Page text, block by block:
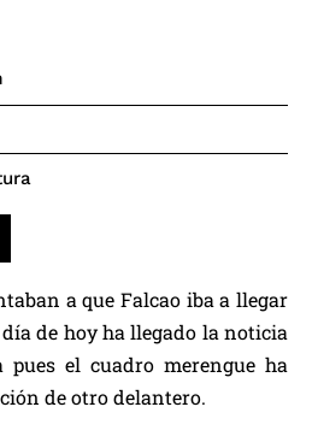
a que Falcao iba a llegar
de hoy ha llegado la noticia
pues el cuadro merengue ha
de otro delantero.